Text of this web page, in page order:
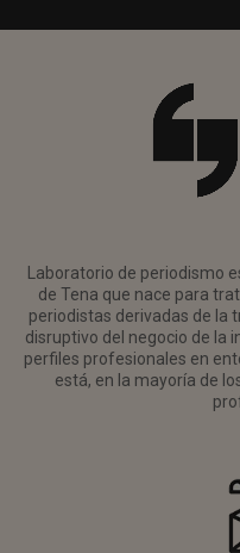
Laboratorio de periodismo
de Tena que nace para
periodistas derivadas de la
disruptivo del negocio de la
perfiles profesionales en
está, en la mayoría de